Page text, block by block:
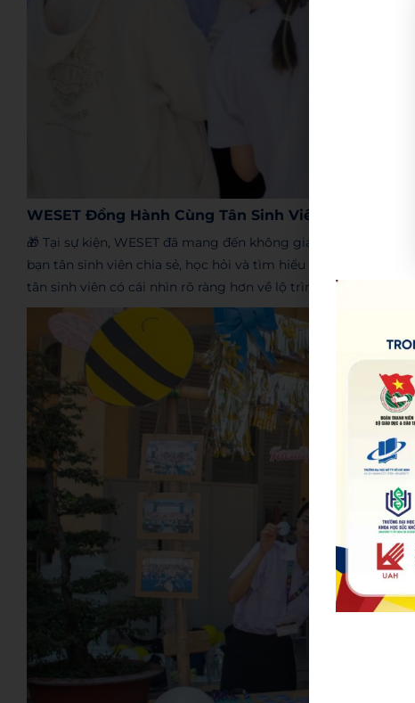
WESET Đồng Hành Cùng Tân Sinh Viên SGU Tại
🎁 Tại sự kiện, WESET đã mang đến không gian giao lưu, trò
bạn tân sinh viên chia sẻ, học hỏi và tìm hiểu thêm về hành
tân sinh viên có cái nhìn rõ ràng hơn về lộ trình
học tiếng